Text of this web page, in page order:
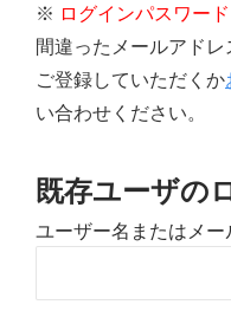
※ ログインパスワー
間違ったメールアド
ご登録していただくか
い合わせください。
既存ユーザの
ユーザー名またはメー